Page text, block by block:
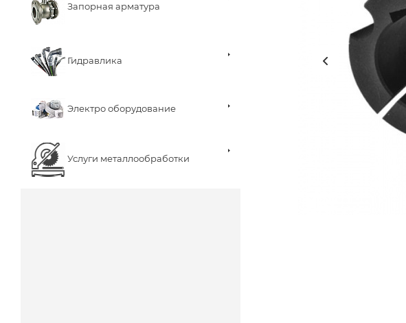
Запорная арматура
Гидравлика
Электро оборудование
Услуги металлообработки